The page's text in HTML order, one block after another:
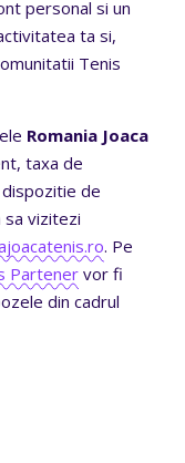
personal si un
ta si,
Tenis
Romania Joaca
taxa de
de
vizitezi
. Pe
Partener vor fi
din cadrul